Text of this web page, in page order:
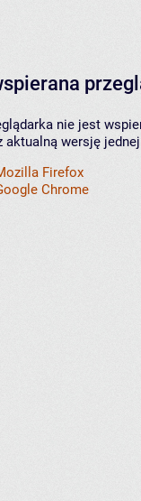
nie jest
aktualną wersję
Firefox
Chrome